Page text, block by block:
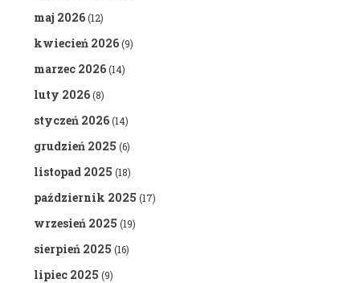
maj 2026(12)
kwiecień 2026(9)
marzec 2026(14)
luty 2026(8)
styczeń 2026(14)
grudzień 2025 (6)
listopad 2025 (18)
październik 2025 (17)
wrzesień 2025 (19)
sierpień 2025 (16)
lipiec 2025 (9)